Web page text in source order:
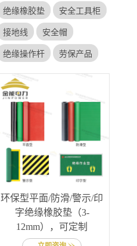
绝缘橡胶垫 安全工具柜
接地线 安全帽
绝缘操作杆 劳保产品
环保型平面/防滑/警示/印
字绝缘橡胶垫（3-
12mm），可定制